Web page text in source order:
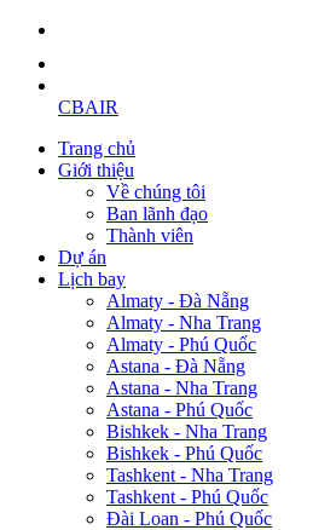
CBAIR
Trang chủ
Giới thiệu
Về chúng tôi
Ban lãnh đạo
Thành viên
Dự án
Lịch bay
Almaty - Đà Nẵng
Almaty - Nha Trang
Almaty - Phú Quốc
Astana - Đà Nẵng
Astana - Nha Trang
Astana - Phú Quốc
Bishkek - Nha Trang
Bishkek - Phú Quốc
Tashkent - Nha Trang
Tashkent - Phú Quốc
Đài Loan - Phú Quốc